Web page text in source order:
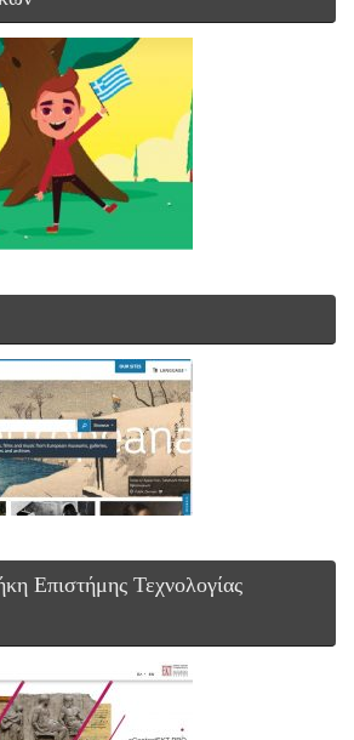
Επιστήμης Τεχνολογίας